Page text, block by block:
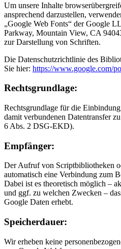
Um unsere Inhalte
ansprechend darzustellen,
„Google Web Fonts“ der Google
Parkway, Mountain View, CA
zur Darstellung von Schriften.
Die Datenschutzrichtlinie des
Sie hier: https://www.google.com/
Rechtsgrundlage:
Rechtsgrundlage für die
damit verbundenen Datentransfer
6 Abs. 2 DSG-EKD).
Empfänger:
Der Aufruf von Scriptbibliotheken
automatisch eine Verbindung zum
Dabei ist es theoretisch möglich –
und ggf. zu welchen Zwecken –
Google Daten erhebt.
Speicherdauer:
Wir erheben keine